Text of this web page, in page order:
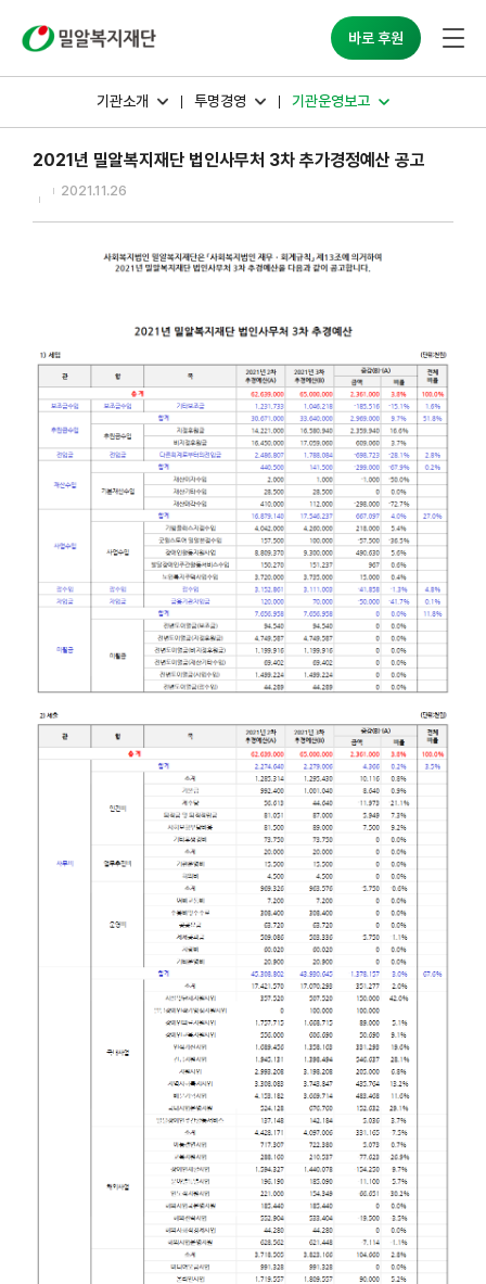
바로 후원
기관소개 투명경영 기관운영보고
2021년 밀알복지재단 법인사무처 3차 추가경정예산 공고
2021.11.26